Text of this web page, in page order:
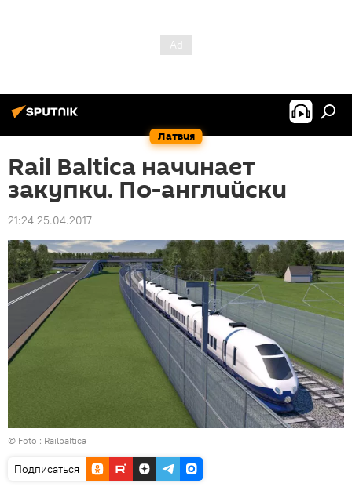
Латвия
Rail Baltica начинает
закупки. По-английски
21:24 25.04.2017
© Foto : Railbaltica
Подписаться